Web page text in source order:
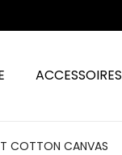
ACCESSOIRES
COTTON CANVAS